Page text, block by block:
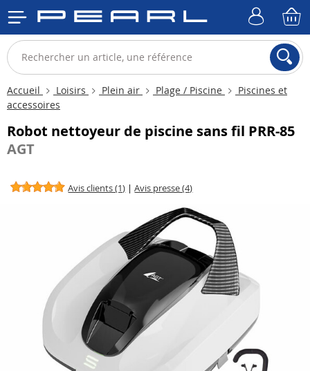
Accueil Loisirs Plein air Plage / Piscine
Piscines et
accessoires
Robot nettoyeur de piscine sans fil PRR-85
AGT
Avis clients (1) |Avis presse (4)